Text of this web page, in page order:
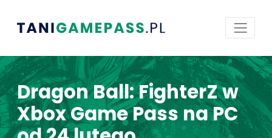
Dragon Ball: FighterZ w
Xbox Game Pass na PC